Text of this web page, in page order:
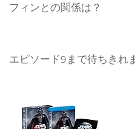
フィンとの関係は？
エピソード9まで待ちきれ